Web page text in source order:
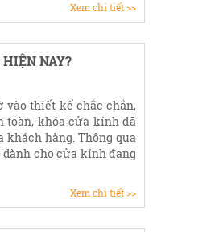
Xem chi tiết >>
NAY?
vào thiết kế chắc chắn,
toàn, khóa cửa kính đã
hàng. Thông qua
cho cửa kính đang
Xem chi tiết >>